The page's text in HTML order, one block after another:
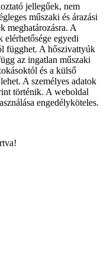
jellegűek, nem
műszaki és árazási
meghatározásra. A
elérhetősége egyedi
függhet. A hőszivattyúk
az ingatlan műszaki
és a külső
A személyes adatok
történik. A weboldal
engedélyköteles.